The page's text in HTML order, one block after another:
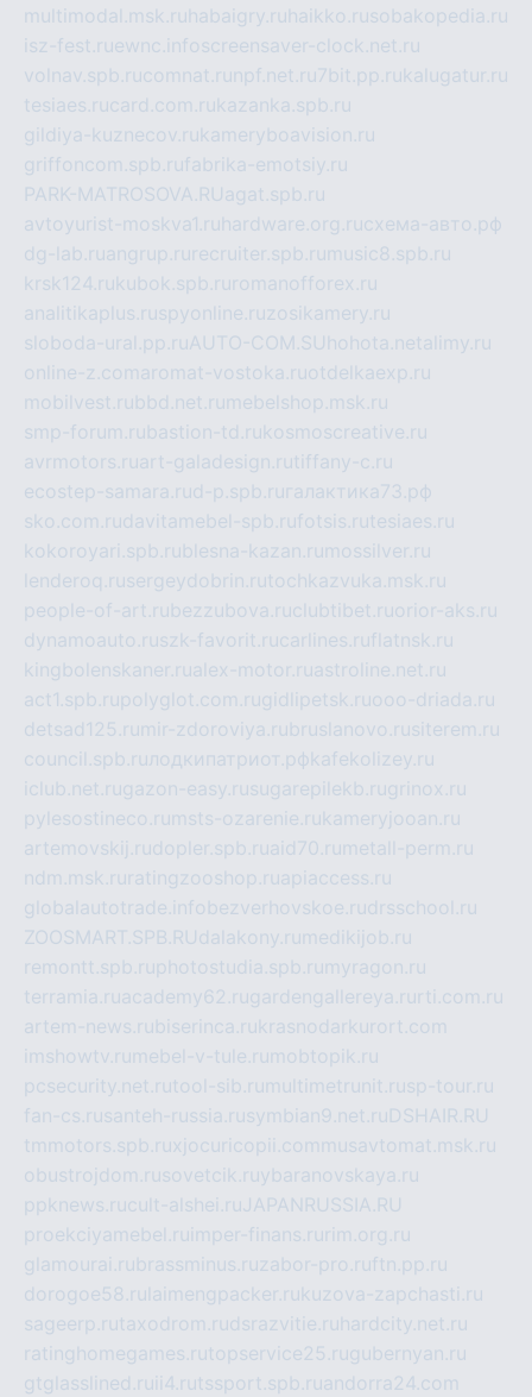
multimodal.msk.ru habaigry.ru haikko.rusobakopedia.ru
isz-fest.ruewnc.infoscreensaver-clock.net.ru
volnav.spb.rucomnat.ru npf.net.ru7bit.pp.rukalugatur.ru
tesiaes.rucard.com.rukazanka.spb.ru
gildiya-kuznecov.rukameryboavision.ru
griffoncom.spb.rufabrika-emotsiy.ru
PARK-MATROSOVA.RUagat.spb.ru
avtoyurist-moskva1.ru hardware.org.ruсхема-авто.рф
dg-lab.ruangrup.ru recruiter.spb.ru music8.spb.ru
krsk124.rukubok.spb.ru romanofforex.ru
analitikaplus.ruspyonline.ruzosikamery.ru
sloboda-ural.pp.ruAUTO-COM.SU hohota.netalimy.ru
online-z.comaromat-vostoka.ruotdelkaexp.ru
mobilvest.rubbd.net.ru mebelshop.msk.ru
smp-forum.rubastion-td.rukosmoscreative.ru
avrmotors.ruart-galadesign.rutiffany-c.ru
ecostep-samara.rud-p.spb.ru галактика73.рф
sko.com.rudavitamebel-spb.rufotsis.rutesiaes.ru
kokoroyari.spb.rublesna-kazan.ru mossilver.ru
lenderoq.rusergeydobrin.rutochkazvuka.msk.ru
people-of-art.rubezzubova.ruclubtibet.ruorior-aks.ru
dynamoauto.ruszk-favorit.rucarlines.ruflatnsk.ru
kingbolenskaner.rualex-motor.ruastroline.net.ru
act1.spb.rupolyglot.com.rugidlipetsk.ruooo-driada.ru
detsad125.ru mir-zdoroviya.rubruslanovo.rusiterem.ru
council.spb.ruлодкипатриот.рфkafekolizey.ru
iclub.net.rugazon-easy.rusugarepilekb.rugrinox.ru
pylesostineco.ru msts-ozarenie.rukameryjooan.ru
artemovskij.rudopler.spb.ruaid70.ru metall-perm.ru
ndm.msk.ru ratingzooshop.ruapiaccess.ru
globalautotrade.info bezverhovskoe.rudrsschool.ru
ZOOSMART.SPB.RUdalakony.ru medikijob.ru
remontt.spb.ruphotostudia.spb.ru myragon.ru
terramia.ruacademy62.rugardengallereya.ru rti.com.ru
artem-news.rubiserinca.rukrasnodarkurort.com
imshowtv.ru mebel-v-tule.ru mobtopik.ru
pcsecurity.net.rutool-sib.ru multimetrunit.rusp-tour.ru
fan-cs.rusanteh-russia.rusymbian9.net.ruDSHAIR.RU
tmmotors.spb.ruxjocuricopii.com musavtomat.msk.ru
obustrojdom.rusovetcik.ruybaranovskaya.ru
ppknews.rucult-alshei.ruJAPANRUSSIA.RU
proekciyamebel.ru imper-finans.ru rim.org.ru
glamourai.rubrassminus.ruzabor-pro.ruftn.pp.ru
dorogoe58.ru laimengpacker.rukuzova-zapchasti.ru
sageerp.rutaxodrom.rudsrazvitie.ru hardcity.net.ru
ratinghomegames.rutopservice25.rugubernyan.ru
gtglasslined.ru ii4.rutssport.spb.ruandorra24.com